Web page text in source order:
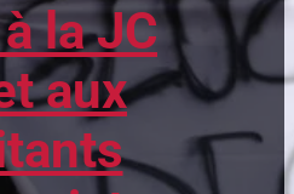
la JC
aux